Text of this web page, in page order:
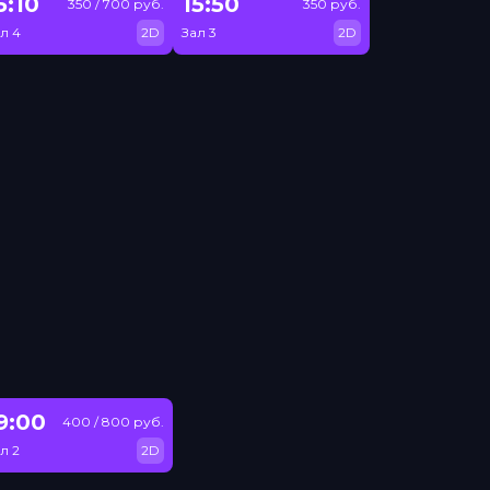
4
350 / 700 руб.
2D
Зал 3
350 руб.
2D
2
400 / 800 руб.
2D